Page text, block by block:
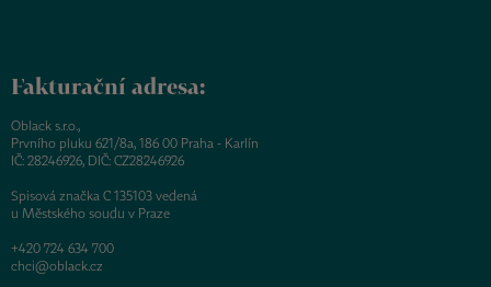
Fakturační adresa:
Oblack s.r.o.,
Prvního pluku 621/8a, 186 00 Praha - Karlín
IČ: 28246926, DIČ: CZ28246926
Spisová značka C 135103 vedená
u Městského soudu v Praze
+420 724 634 700
chci@oblack.cz